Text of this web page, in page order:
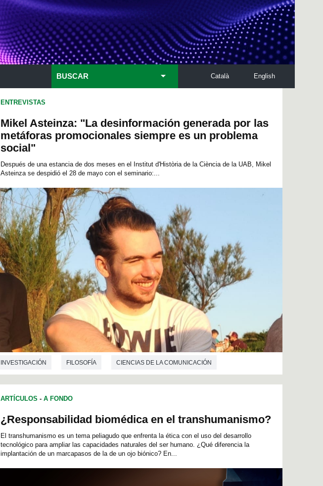
English
Català
BUSCAR
ENTREVISTAS
Mikel Asteinza: "La desinformación generada por las
metáforas promocionales siempre es un problema
social"
Después de una estancia de dos meses en el Institut d'Història de la Ciència de la UAB, Mikel
Asteinza se despidió el 28 de mayo con el seminario:...
INVESTIGACIÓN FILOSOFÍA CIENCIAS DE LA COMUNICACIÓN
ARTÍCULOS - A FONDO
¿Responsabilidad biomédica en el transhumanismo?
El transhumanismo es un tema peliagudo que enfrenta la ética con el uso del desarrollo
tecnológico para ampliar las capacidades naturales del ser humano. ¿Qué diferencia la
implantación de un marcapasos de la de un ojo biónico? En...